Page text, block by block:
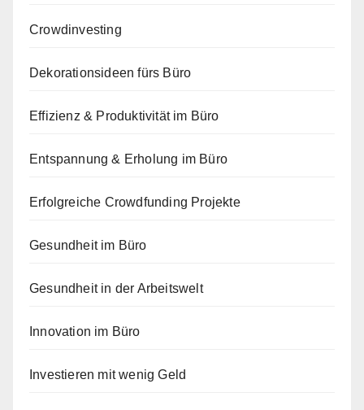
Crowdinvesting
Dekorationsideen fürs Büro
Effizienz & Produktivität im Büro
Entspannung & Erholung im Büro
Erfolgreiche Crowdfunding Projekte
Gesundheit im Büro
Gesundheit in der Arbeitswelt
Innovation im Büro
Investieren mit wenig Geld